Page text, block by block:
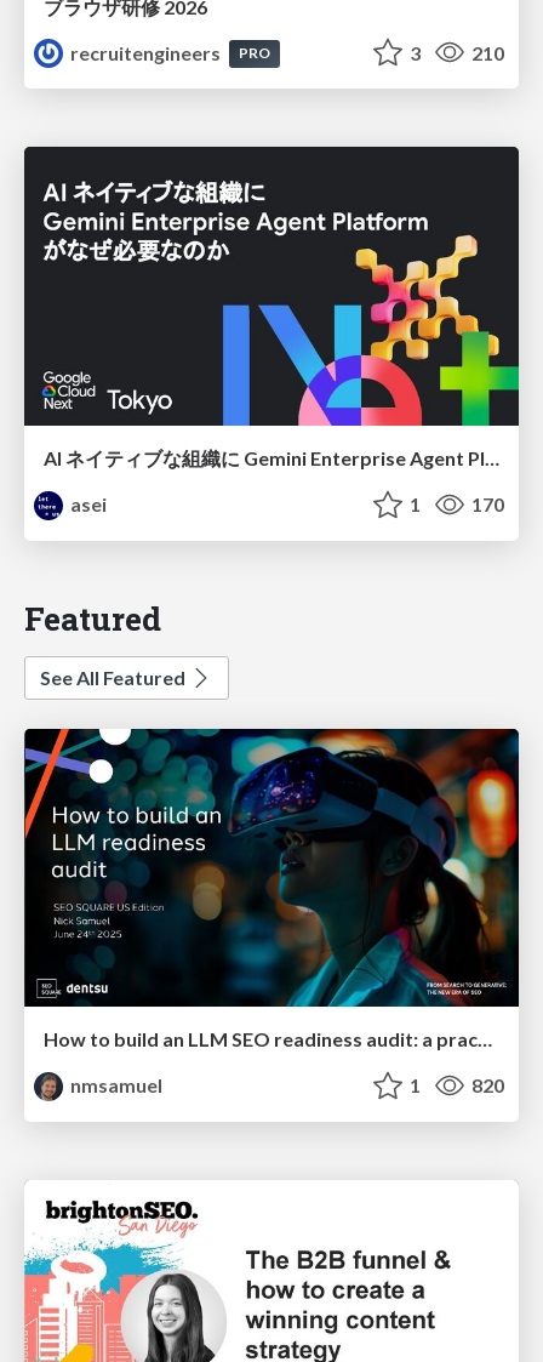
ブラウザ研修 2026
recruitengineers
PRO 3 210
AI ネイティブな組織に Gemini Enterprise Agent Platform がなぜ必要なのか
asei
1 170
Featured
See All Featured
How to build an LLM SEO readiness audit: a practical framework
nmsamuel
1 820